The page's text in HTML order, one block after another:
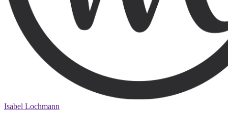
Isabel Lochmann